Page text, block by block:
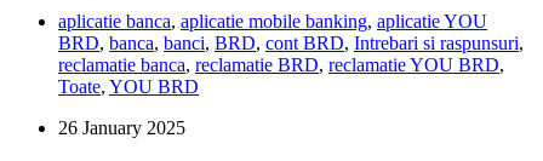
numarul
de
client
pentru
BRD?
aplicatie banca, aplicatie mobile banking, aplicatie YOU
BRD, banca, banci, BRD, cont BRD, Intrebari si raspunsuri,
reclamatie banca, reclamatie BRD, reclamatie YOU BRD,
Toate, YOU BRD
26 January 2025